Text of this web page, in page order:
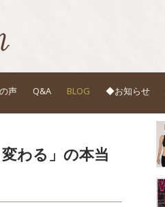
声 Q&A BLOG ◆お知らせ
わる」の本当